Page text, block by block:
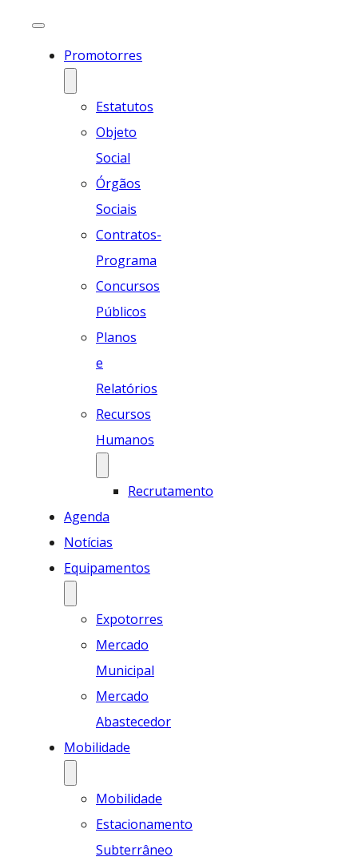
Promotorres
Estatutos
Objeto
Social
Órgãos
Sociais
Contratos-
Programa
Concursos
Públicos
Planos
e
Relatórios
Recursos
Humanos
Recrutamento
Agenda
Notícias
Equipamentos
Expotorres
Mercado
Municipal
Mercado
Abastecedor
Mobilidade
Mobilidade
Estacionamento
Subterrâneo